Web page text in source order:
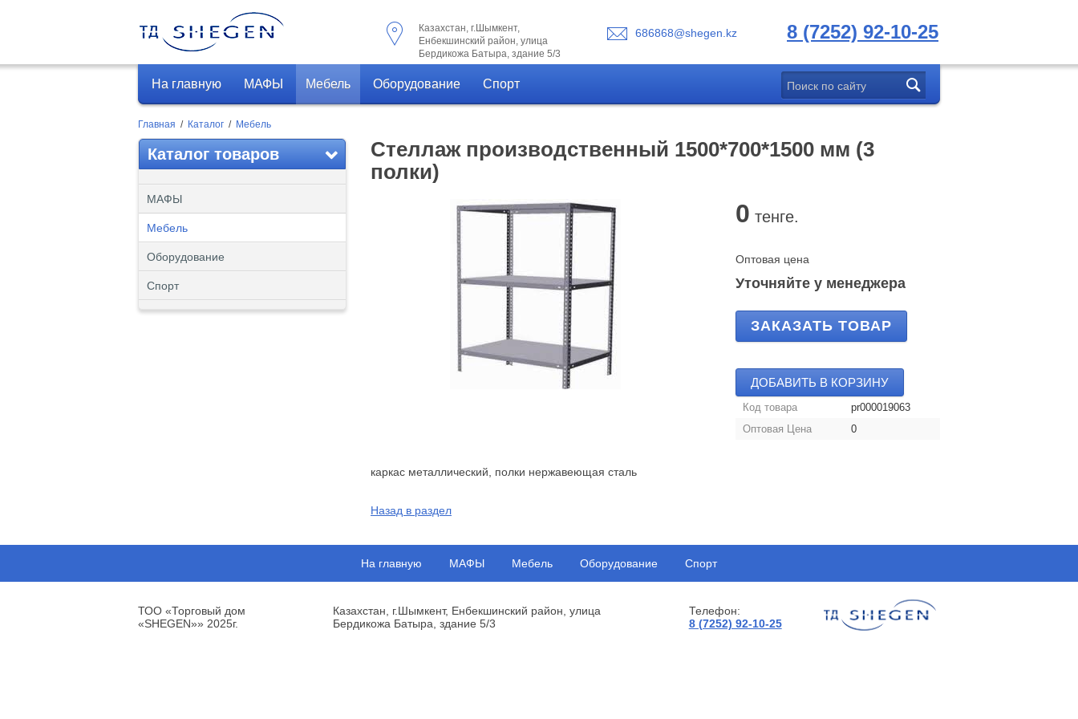
Казахстан, г.Шымкент,
Енбекшинский район, улица
Бердикожа Батыра, здание 5/3
686868@shegen.kz 8 (7252) 92-10-25
На главную МАФЫ Мебель Оборудование Спорт
Главная / Каталог / Мебель
Каталог товаров
МАФЫ
Мебель
Оборудование
Спорт
Стеллаж производственный 1500*700*1500 мм (3
полки)
0 тенге.
Оптовая цена
Уточняйте у менеджера
ЗАКАЗАТЬ ТОВАР
ДОБАВИТЬ В КОРЗИНУ
Код товара
pr000019063
Оптовая Цена
0
каркас металлический, полки нержавеющая сталь
Назад в раздел
На главную МАФЫ Мебель Оборудование Спорт
ТОО «Торговый дом
«SHEGEN»» 2025г.
Казахстан, г.Шымкент, Енбекшинский район, улица
Бердикожа Батыра, здание 5/3
Телефон:
8 (7252) 92-10-25